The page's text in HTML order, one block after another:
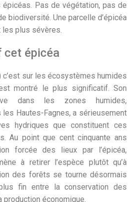
Pas de végétation, pas de
biodiversité. Une parcelle d’épicéa
plus sévères.
cet épicéa
c’est sur les écosystèmes humides
montré le plus significatif. Son
dans les zones humides,
les Hautes-Fagnes, a sérieusement
hydriques que constituent ces
Au point que cent cinquante ans
forcée des lieux par l’épicéa,
à retirer l’espèce plutôt qu’à
des forêts se tourne désormais
fin entre la conservation des
production économique.